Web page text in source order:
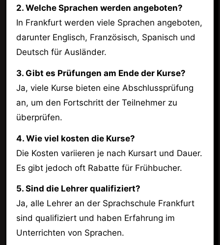
2. Welche Sprachen werden angeboten?
In Frankfurt werden viele Sprachen angeboten,
darunter Englisch, Französisch, Spanisch und
Deutsch für Ausländer.
3. Gibt es Prüfungen am Ende der Kurse?
Ja, viele Kurse bieten eine Abschlussprüfung
an, um den Fortschritt der Teilnehmer zu
überprüfen.
4. Wie viel kosten die Kurse?
Die Kosten variieren je nach Kursart und Dauer.
Es gibt jedoch oft Rabatte für Frühbucher.
5. Sind die Lehrer qualifiziert?
Ja, alle Lehrer an der Sprachschule Frankfurt
sind qualifiziert und haben Erfahrung im
Unterrichten von Sprachen.